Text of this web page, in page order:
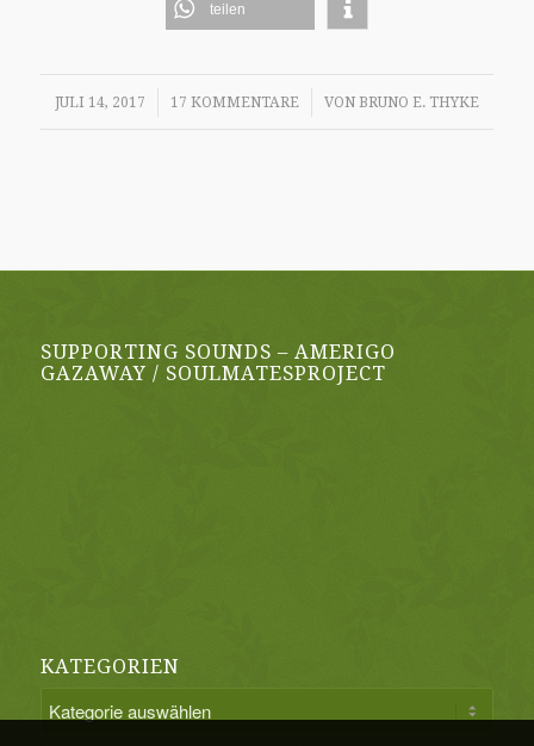
teilen
JULI 14, 2017
/ 17 KOMMENTARE
/ VON BRUNO E. THYKE
SUPPORTING SOUNDS – AMERIGO
GAZAWAY / SOULMATESPROJECT
KATEGORIEN
Kategorien